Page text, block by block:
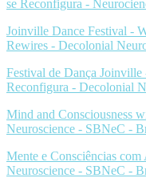
se Reconfigura -
Joinville Dance Festival -
Rewires - Decolonial
Festival de Dança
Reconfigura - Decolonial
Mind and Consciousness
Neuroscience - SBNeC -
Mente e Consciências
Neuroscience - SBNeC -